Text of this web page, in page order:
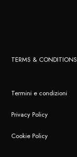
TERMS & CONDITIONS
Termini e condizioni
Privacy Policy
Cookie Policy